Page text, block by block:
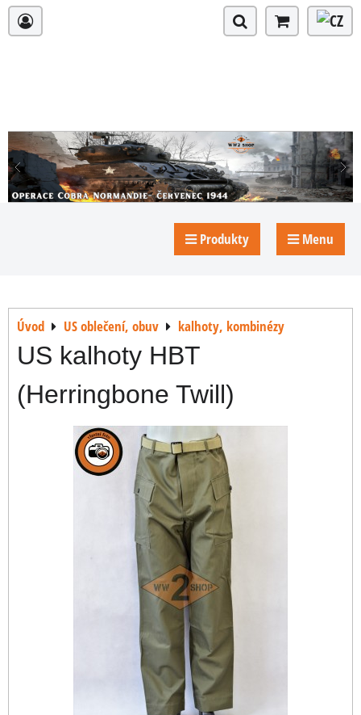
Produkty Menu
Úvod US oblečení, obuv kalhoty, kombinézy
US kalhoty HBT
(Herringbone Twill)